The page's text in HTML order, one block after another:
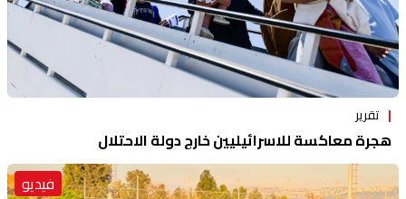
تقرير
هجرة معاكسة للاسرائيليين خارج دولة الاحتلال
فيديو